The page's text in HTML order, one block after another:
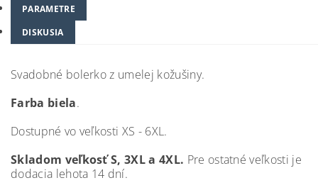
PARAMETRE
DISKUSIA
Svadobné bolerko z umelej kožušiny.
Farba biela.
Dostupné vo veľkosti XS - 6XL.
Skladom veľkosť S, 3XL a 4XL. Pre ostatné veľkosti je
dodacia lehota 14 dní.